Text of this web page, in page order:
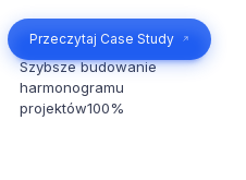
4x
Szybsze budowanie
harmonogramu
projektów100%
Przeczytaj Case Study